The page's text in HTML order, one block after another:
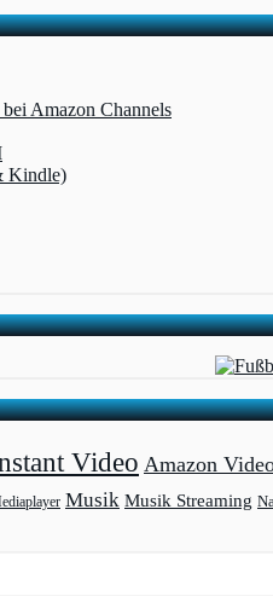
Amazon Channels
Kindle)
Video Amazon
Musik Musik Streaming